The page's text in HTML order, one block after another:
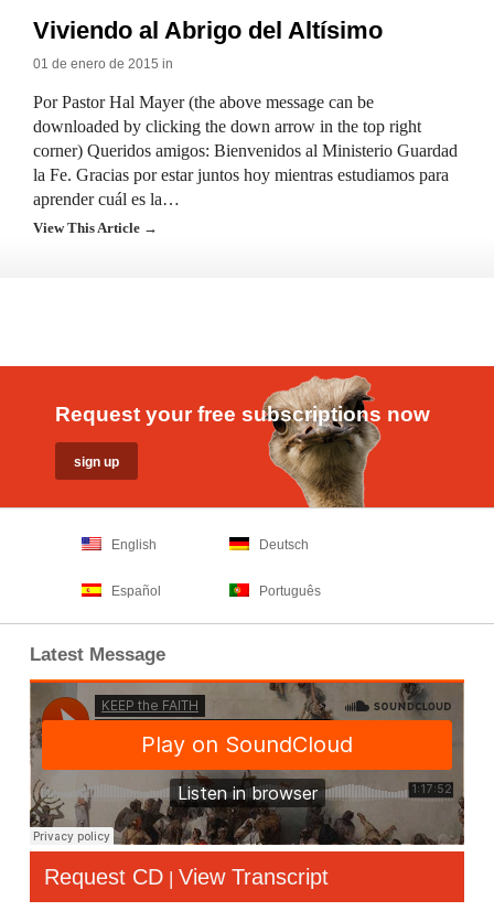
Viviendo al Abrigo del Altísimo
01 de enero de 2015 in
Por Pastor Hal Mayer (the above message can be
downloaded by clicking the down arrow in the top right
corner) Queridos amigos: Bienvenidos al Ministerio Guardad
la Fe. Gracias por estar juntos hoy mientras estudiamos para
aprender cuál es la…
View This Article →
Request your free subscriptions now
English Deutsch
Español Português
Latest Message
Request CD | View Transcript